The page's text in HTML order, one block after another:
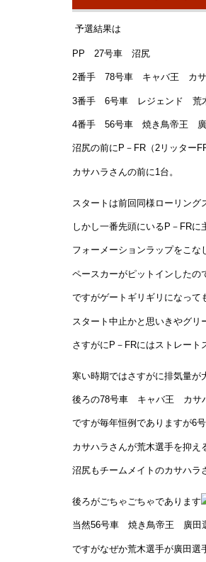
予選結果は
PP 27号車 沼尻
2番手 78号車 キャバ王 カサ
3番手 6号車 レジェンド 荒
4番手 56号車 焼き鳥帝王 廣
沼尻の前にP－FR（2リッター
カサハラさんの前に1台。
スタートは前回同様ローリング
しかし一番先頭にいるP－FRに
フォーメーションラップをこな
ペースカーがピットインしたの
ですがゲートギリギリになって
スタート中止かと思いきやグリ
さすがにP－FRにはストレート
寒い時期ではさすがに排気量が
後ろの78号車 キャバ王 カサハ
ですが毎年恒例でありますが6
カサハラさんが荒木選手を抑え
沼尻もチームメイトのカサハラ
後ろがごちゃごちゃであります
当然56号車 焼き鳥帝王 廣田
ですがなぜか荒木選手が廣田選